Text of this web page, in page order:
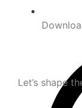
Let’s shape